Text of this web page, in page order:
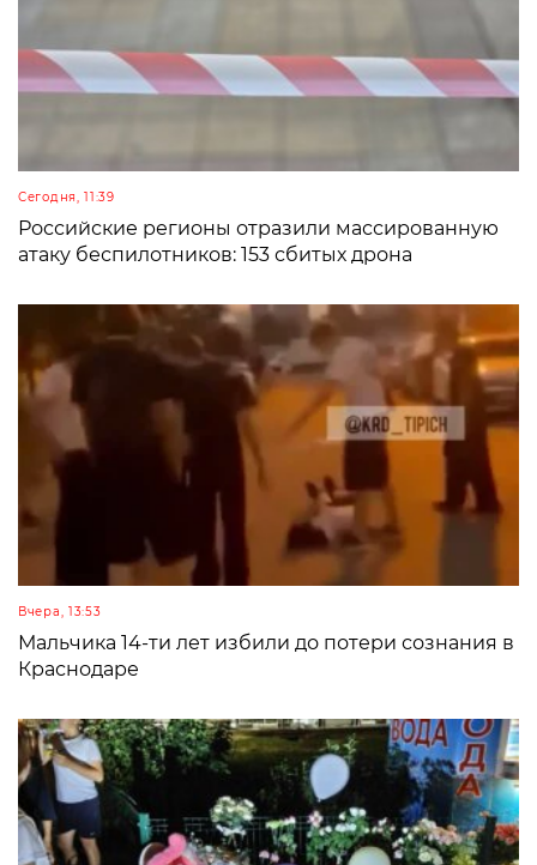
Сегодня, 11:39
Российские регионы отразили массированную
атаку беспилотников: 153 сбитых дрона
Вчера, 13:53
Мальчика 14-ти лет избили до потери сознания в
Краснодаре